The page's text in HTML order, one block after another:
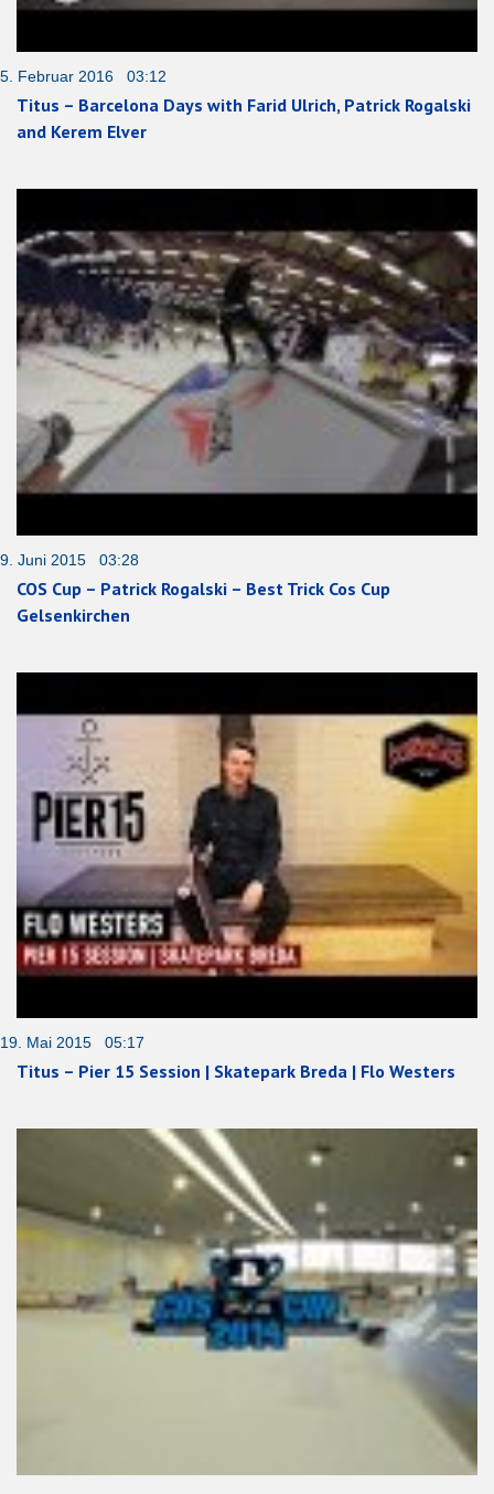
5. Februar 2016 03:12
Titus – Barcelona Days with Farid Ulrich, Patrick Rogalski
and Kerem Elver
9. Juni 2015 03:28
COS Cup – Patrick Rogalski – Best Trick Cos Cup
Gelsenkirchen
19. Mai 2015 05:17
Titus – Pier 15 Session | Skatepark Breda | Flo Westers